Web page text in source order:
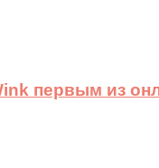
первым из